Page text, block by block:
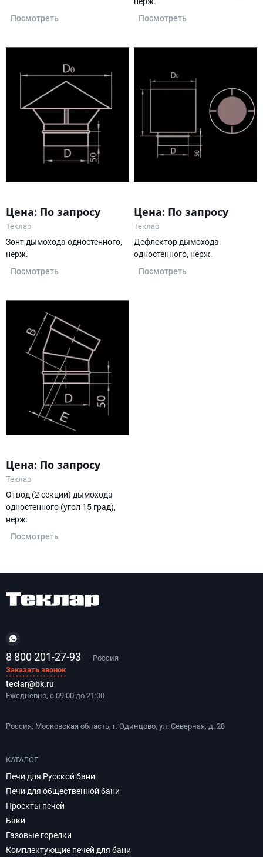
Посмотреть
Посмотреть
Цена: По запросу
Теклар
Зонт дымохода одностенного,
нерж.
Посмотреть
Цена: По запросу
Теклар
Дефлектор дымохода
одностенного, нерж.
Посмотреть
Цена: По запросу
Теклар
Отвод (2 секции) дымохода
одностенного (угол 15 град),
нерж.
Посмотреть
8 800 201-27-93
Россия
Заказать звонок
teclar@bk.ru
Ежедневно, с 09:00 до 21:00
Россия, Московская область, г. Одинцово, ул. Северная, д. 28
КАТАЛОГ
Печи для Русской бани
Печи для общественной бани
Проекты печей
Баки
Газовые горелки
Комплектующие печей для бани